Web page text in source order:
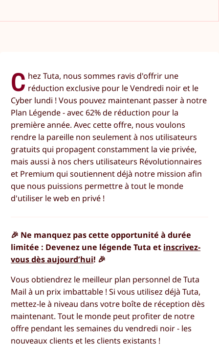
C hez Tuta, nous sommes ravis d'offrir une
réduction exclusive pour le Vendredi noir et le
Cyber lundi ! Vous pouvez maintenant passer à notre
Plan Légende - avec 62% de réduction pour la
première année. Avec cette offre, nous voulons
rendre la pareille non seulement à nos utilisateurs
gratuits qui propagent constamment la vie privée,
mais aussi à nos chers utilisateurs Révolutionnaires
et Premium qui soutiennent déjà notre mission afin
que nous puissions permettre à tout le monde
d'utiliser le web en privé !
🎉 Ne manquez pas cette opportunité à durée
limitée : Devenez une légende Tuta et inscrivez-
vous dès aujourd’hui! 🎉
Vous obtiendrez le meilleur plan personnel de Tuta
Mail à un prix imbattable ! Si vous utilisez déjà Tuta,
mettez-le à niveau dans votre boîte de réception dès
maintenant. Tout le monde peut profiter de notre
offre pendant les semaines du vendredi noir - les
nouveaux clients et les clients existants !